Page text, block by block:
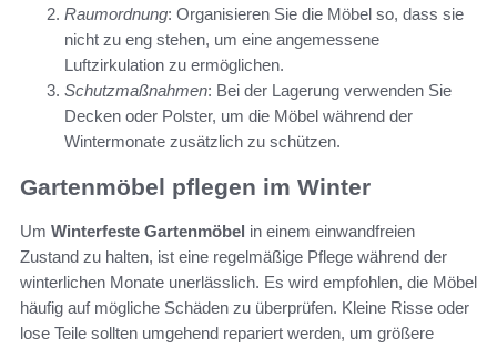
Raumordnung: Organisieren Sie die Möbel so, dass sie
nicht zu eng stehen, um eine angemessene
Luftzirkulation zu ermöglichen.
Schutzmaßnahmen: Bei der Lagerung verwenden Sie
Decken oder Polster, um die Möbel während der
Wintermonate zusätzlich zu schützen.
Gartenmöbel pflegen im Winter
Um Winterfeste Gartenmöbel in einem einwandfreien
Zustand zu halten, ist eine regelmäßige Pflege während der
winterlichen Monate unerlässlich. Es wird empfohlen, die Möbel
häufig auf mögliche Schäden zu überprüfen. Kleine Risse oder
lose Teile sollten umgehend repariert werden, um größere